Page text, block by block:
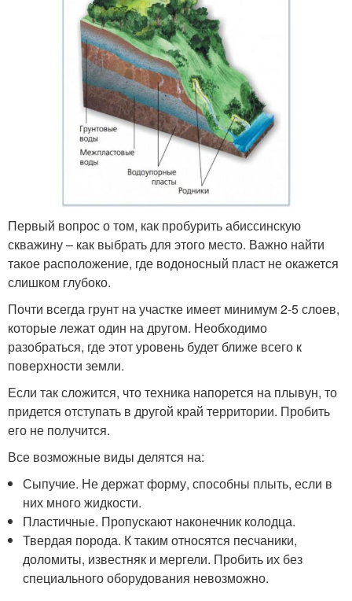
Первый вопрос о том, как пробурить абиссинскую
скважину – как выбрать для этого место. Важно найти
такое расположение, где водоносный пласт не окажется
слишком глубоко.
Почти всегда грунт на участке имеет минимум 2-5 слоев,
которые лежат один на другом. Необходимо
разобраться, где этот уровень будет ближе всего к
поверхности земли.
Если так сложится, что техника напорется на плывун, то
придется отступать в другой край территории. Пробить
его не получится.
Все возможные виды делятся на:
Сыпучие. Не держат форму, способны плыть, если в
них много жидкости.
Пластичные. Пропускают наконечник колодца.
Твердая порода. К таким относятся песчаники,
доломиты, известняк и мергели. Пробить их без
специального оборудования невозможно.